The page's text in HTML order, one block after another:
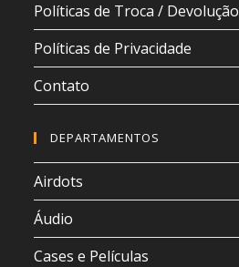
Políticas de Troca / Devolução
Políticas de Privacidade
Contato
DEPARTAMENTOS
Airdots
Áudio
Cases e Películas